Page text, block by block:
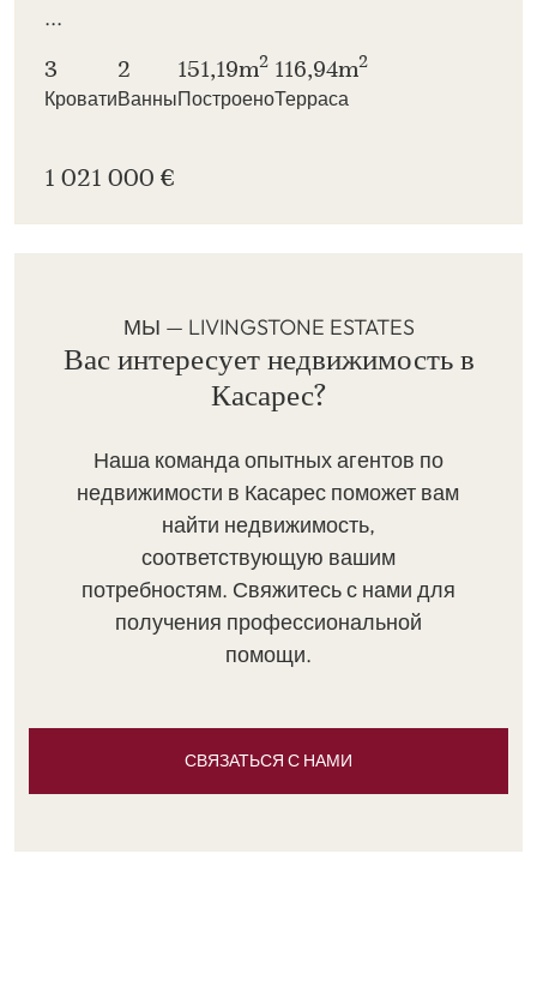
...
3
Кровати
2
Ванны
151,19m2
Построено
116,94m2
Терраса
1 021 000 €
МЫ — LIVINGSTONE ESTATES
Вас интересует недвижимость в
Касарес?
Наша команда опытных агентов по
недвижимости в Касарес поможет вам
найти недвижимость,
соответствующую вашим
потребностям. Свяжитесь с нами для
получения профессиональной
помощи.
СВЯЗАТЬСЯ С НАМИ